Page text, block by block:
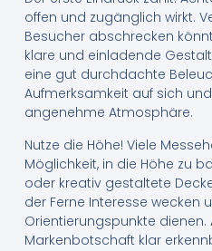
offen und zugänglich wirkt.
Besucher abschrecken
klare und einladende
eine gut durchdachte
Aufmerksamkeit auf sich
angenehme Atmosphäre.
Nutze die Höhe! Viele
Möglichkeit, in die Höhe zu
oder kreativ gestaltete
der Ferne Interesse wecken
Orientierungspunkte
Markenbotschaft klar